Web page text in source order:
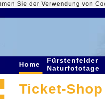
Sie der Verwendung von
Home
Fürstenfelder
Naturfototage
Ticket-